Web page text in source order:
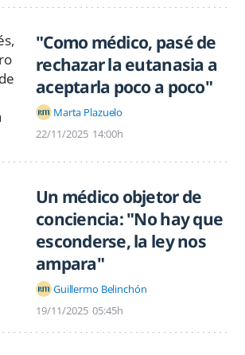
"Como médico, pasé de
rechazar la eutanasia a
aceptarla poco a poco"
Marta Plazuelo
22/11/2025 14:00h
Un médico objetor de
conciencia: "No hay que
esconderse, la ley nos
ampara"
Guillermo Belinchón
19/11/2025 05:45h